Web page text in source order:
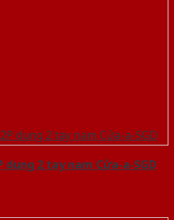
dung 2 tay nam Cửa-a-SGD